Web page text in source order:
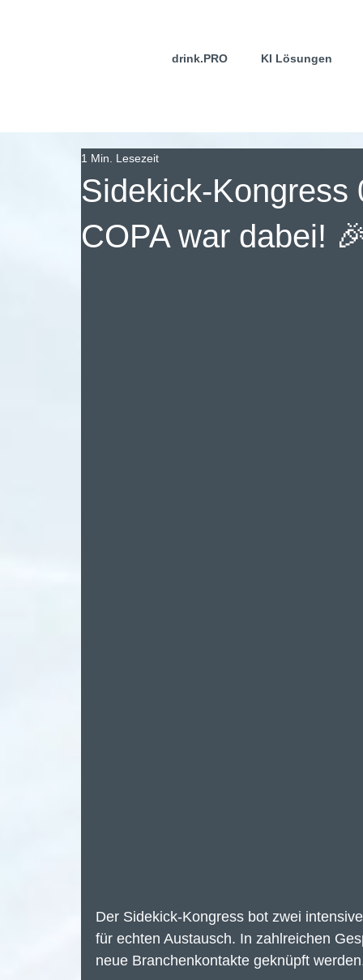
drink.PRO KI Lösungen
Sidekick-Kongress
COPA war dabei!
1 Min. Lesezeit
Der Sidekick-Kongress bot zwei
für echten Austausch. In zahlreichen
neue Branchenkontakte geknüpft